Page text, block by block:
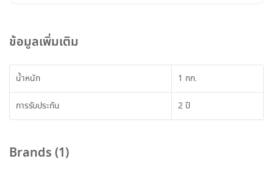
ข้อมูลเพิ่มเติม
น้ำหนัก 1 กก.
การรับประกัน 2 ปี
Brands (1)